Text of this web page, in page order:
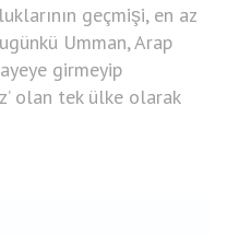
geçmişi, en az
Umman, Arap
girmeyip
olan tek ülke olarak